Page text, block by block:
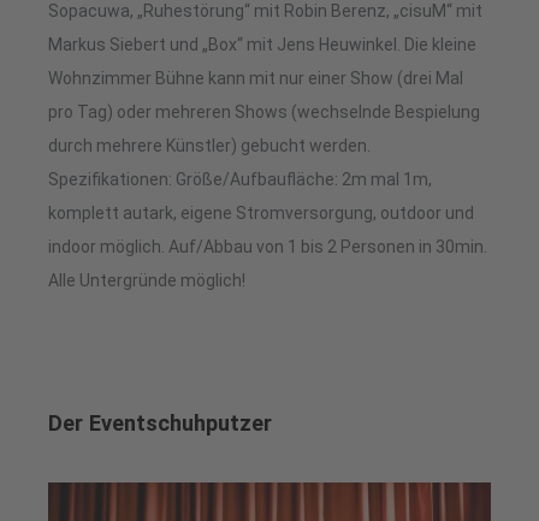
Sopacuwa, „Ruhestörung“ mit Robin Berenz, „cisuM“ mit
Markus Siebert und „Box“ mit Jens Heuwinkel. Die kleine
Wohnzimmer Bühne kann mit nur einer Show (drei Mal
pro Tag) oder mehreren Shows (wechselnde Bespielung
durch mehrere Künstler) gebucht werden.
Spezifikationen: Größe/Aufbaufläche: 2m mal 1m,
komplett autark, eigene Stromversorgung, outdoor und
indoor möglich. Auf/Abbau von 1 bis 2 Personen in 30min.
Alle Untergründe möglich!
Der Eventschuhputzer